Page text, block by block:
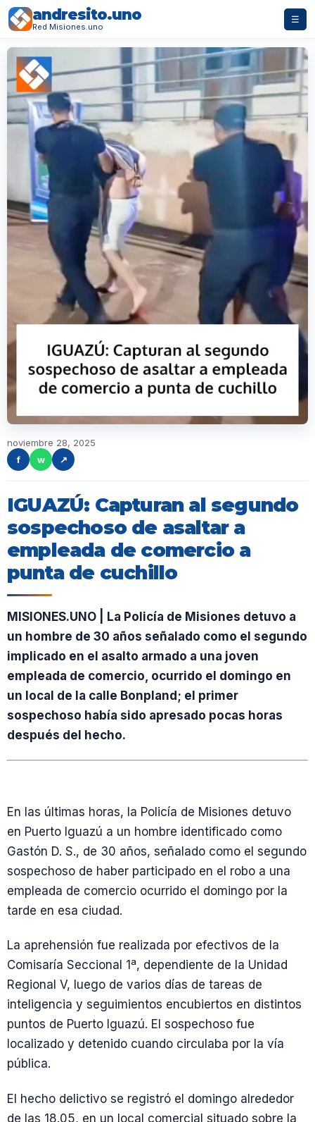
andresito.uno
Red Misiones.uno
☰
noviembre 28, 2025
f
w ↗
IGUAZÚ: Capturan al segundo
sospechoso de asaltar a
empleada de comercio a
punta de cuchillo
MISIONES.UNO | La Policía de Misiones detuvo a
un hombre de 30 años señalado como el segundo
implicado en el asalto armado a una joven
empleada de comercio, ocurrido el domingo en
un local de la calle Bonpland; el primer
sospechoso había sido apresado pocas horas
después del hecho.
En las últimas horas, la Policía de Misiones detuvo
en Puerto Iguazú a un hombre identificado como
Gastón D. S., de 30 años, señalado como el segundo
sospechoso de haber participado en el robo a una
empleada de comercio ocurrido el domingo por la
tarde en esa ciudad.
La aprehensión fue realizada por efectivos de la
Comisaría Seccional 1ª, dependiente de la Unidad
Regional V, luego de varios días de tareas de
inteligencia y seguimientos encubiertos en distintos
puntos de Puerto Iguazú. El sospechoso fue
localizado y detenido cuando circulaba por la vía
pública.
El hecho delictivo se registró el domingo alrededor
de las 18.05, en un local comercial situado sobre la